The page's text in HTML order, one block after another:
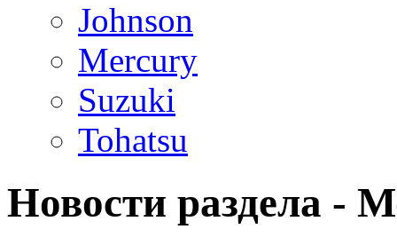
Johnson
Mercury
Suzuki
Tohatsu
Новости раздела -